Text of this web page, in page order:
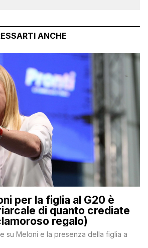
ANCHE
per la figlia al G20 è
di quanto crediate
regalo)
su Meloni e la presenza della figlia a